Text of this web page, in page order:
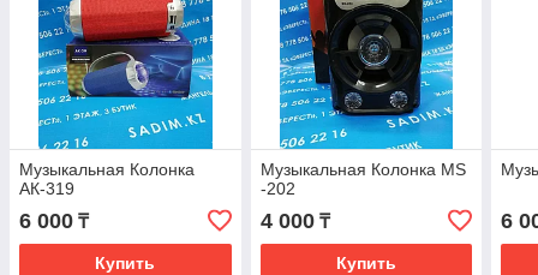
Музыкальная Колонка
АК-319
6 000 ₸
Купить
Музыкальная Колонка MS
-202
4 000₸
Купить
6